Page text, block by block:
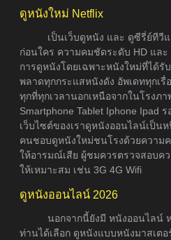
ดูหนังใหม่ Netflix
เป็นเว็บดูหนัง และ ดูซีรี่ย์ทีวี
ก่อนใคร ความคมชัดระดับ HD แล
การดูหนังโดยเฉพาะหนังใหม่ที่ได้
พลาดทุกกระแสหนังดัง อัพเดททุกเ
ทุกที่ทุกเวลานอกเหนือจากในโรงภ
Smartphone Tablet Iphone Ipad
เว็บไซต์ของเราดูหนังออนไลน์เป็น
คนชอบดูหนังใหม่ชนโรงด้วยความ
ให้อารมณ์เสีย ผู้ชมควรตรวจสอบค
ให้เหมาะสม เช่น 3G 4G Wifi
ดูหนังออนไลน์ 2026
นอกจากนี้ยังมี หนังออนไลน์
ท่านได้เลือก ดูหนังแบบหนังมาสเต